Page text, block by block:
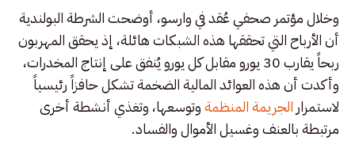
وخلال مؤتمر صحفي عُقد في وارسو، أوضحت الشرطة البولندية
أن الأرباح التي تحققها هذه الشبكات هائلة، إذ يحقق المهربون
ربحاً يقارب 30 يورو مقابل كل يورو يُنفق على إنتاج المخدرات،
وأكدت أن هذه العوائد المالية الضخمة تشكل حافزاً رئيسياً
لاستمرار الجريمة المنظمةوتوسعها، وتغذي أنشطة أخرى
مرتبطة بالعنف وغسيل الأموال والفساد.